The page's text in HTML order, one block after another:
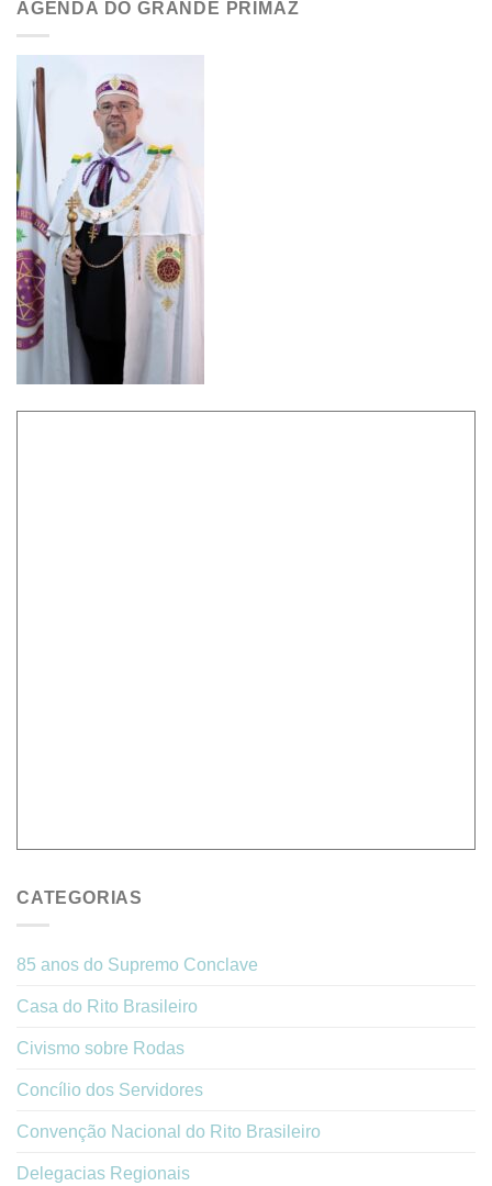
AGENDA DO GRANDE PRIMAZ
CATEGORIAS
85 anos do Supremo Conclave
Casa do Rito Brasileiro
Civismo sobre Rodas
Concílio dos Servidores
Convenção Nacional do Rito Brasileiro
Delegacias Regionais